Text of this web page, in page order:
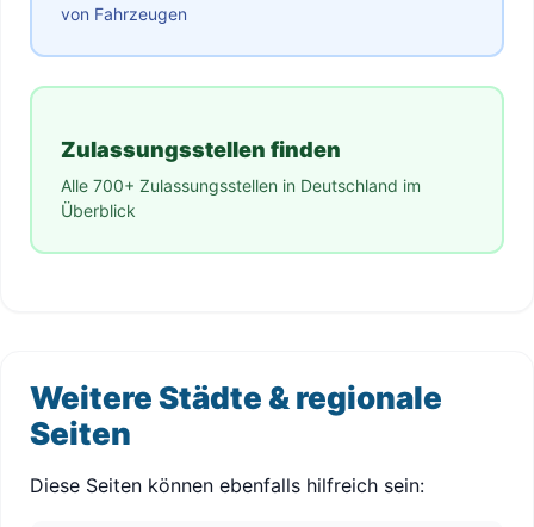
von Fahrzeugen
Zulassungsstellen finden
Alle 700+ Zulassungsstellen in Deutschland im
Überblick
Weitere Städte & regionale
Seiten
Diese Seiten können ebenfalls hilfreich sein: